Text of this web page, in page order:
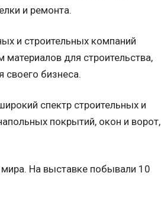
и ремонта.
и строительных компаний
для строительства,
бизнеса.
спектр строительных и
покрытий, окон и ворот,
На выставке побывали 10